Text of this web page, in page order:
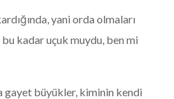
yani orda olmaları
kadar uçuk muydu, ben mi
gayet büyükler, kiminin kendi